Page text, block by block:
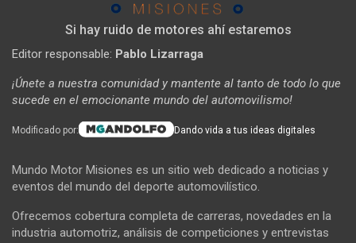
Si hay ruido de motores ahí estaremos
Editor responsable: Pablo Lizarraga
¡Únete a nuestra comunidad y mantente al tanto de todo lo que
sucede en el emocionante mundo del automovilismo!
Modificado por: Dando vida a tus ideas digitales
Mundo Motor Misiones es un sitio web dedicado a noticias y
eventos del mundo del deporte automovilístico.
Ofrecemos cobertura completa de carreras, novedades en la
industria automotriz, análisis de competiciones y entrevistas